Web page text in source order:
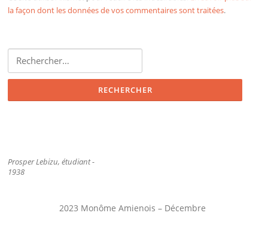
la façon dont les données de vos commentaires sont traitées.
Rechercher :
Prosper Lebizu, étudiant -
1938
2023 Monôme Amienois – Décembre